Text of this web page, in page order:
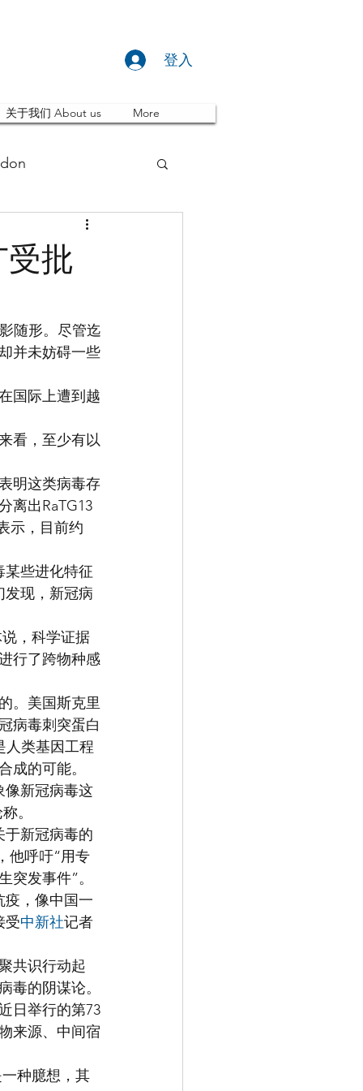
登入
关于我们 About us More
受批
随形。尽管迄
并未妨碍一些
国际上遭到越
看，至少有以
明这类病毒存
离出RaTG13
示，目前约
些进化特征
发现，新冠病
，科学证据
行了跨物种感
。美国斯克里
病毒刺突蛋白
人类基因工程
成的可能。
新冠病毒这
。
新冠病毒的
他呼吁“用专
发事件”。
，像中国一
受中新社记者
共识行动起
毒的阴谋论。
日举行的第73
来源、中间宿
种臆想，其